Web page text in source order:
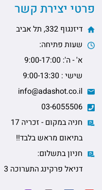
פרטי יצירת קשר
דיזנגוף 332, תל אביב
שעות פתיחה:
א' - ה': 9:00-17:00
שישי : 9:00-13:30
חניה במקום - זכריה 17
בתיאום מראש בלבד!!
חניון בתשלום:
דניאל פרקינג התערוכה 3